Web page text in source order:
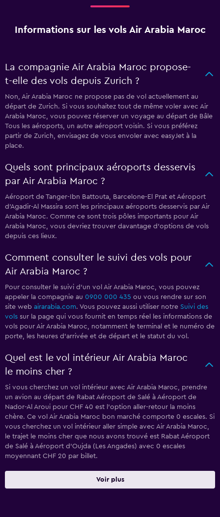
Informations sur les vols Air Arabia Maroc
La compagnie Air Arabia Maroc propose-
t-elle des vols depuis Zurich ?
Non, Air Arabia Maroc ne propose pas de vol actuellement au
départ de Zurich. Si vous souhaitez tout de même voler avec Air
Arabia Maroc, vous pouvez réserver un voyage au départ de Bâle
Tous les aéroports, un autre aéroport voisin. Si vous préférez
partir de Zurich, envisagez de vous envoler avec easyJet à la
place.
Quels sont principaux aéroports desservis
par Air Arabia Maroc ?
Aéroport de Tanger-Ibn Battouta, Barcelone-El Prat et Aéroport
d'Agadir-Al Massira sont les principaux aéroports desservis par Air
Arabia Maroc. Comme ce sont trois pôles importants pour Air
Arabia Maroc, vous devriez trouver davantage d'options de vols
depuis ces lieux.
Comment consulter le suivi des vols pour
Air Arabia Maroc ?
Pour consulter le suivi d'un vol Air Arabia Maroc, vous pouvez
appeler la compagnie au 0900 000 435 ou vous rendre sur son
site web airarabia.com. Vous pouvez aussi utiliser notre Suivi des
vols sur la page qui vous fournit en temps réel les informations de
vols pour Air Arabia Maroc, notamment le terminal et le numéro de
porte, les heures d'arrivée et de départ et le statut du vol.
Quel est le vol intérieur Air Arabia Maroc
le moins cher ?
Si vous cherchez un vol intérieur avec Air Arabia Maroc, prendre
un avion au départ de Rabat Aéroport de Salé à Aéroport de
Nador-Al Aroui pour CHF 40 est l'option aller-retour la moins
chère. Ce vol Air Arabia Maroc bon marché comporte 0 escales. Si
vous cherchez un vol intérieur aller simple avec Air Arabia Maroc,
le trajet le moins cher que nous avons trouvé est Rabat Aéroport
de Salé à Aéroport d'Oujda (Les Angades) avec 0 escales
moyennant CHF 20 par billet.
Voir plus